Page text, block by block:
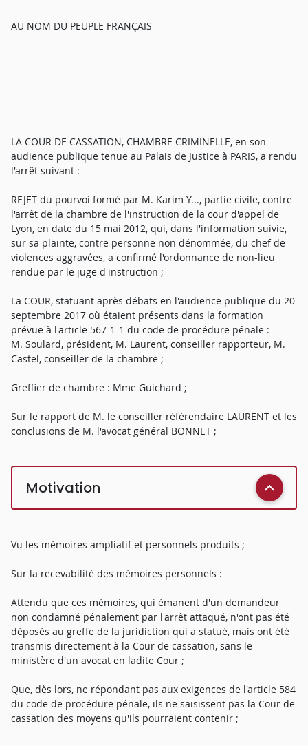
AU NOM DU PEUPLE FRANÇAIS
LA COUR DE CASSATION, CHAMBRE CRIMINELLE, en son
audience publique tenue au Palais de Justice à PARIS, a rendu
l'arrêt suivant :
REJET du pourvoi formé par M. Karim Y..., partie civile, contre
l'arrêt de la chambre de l'instruction de la cour d'appel de
Lyon, en date du 15 mai 2012, qui, dans l'information suivie,
sur sa plainte, contre personne non dénommée, du chef de
violences aggravées, a confirmé l'ordonnance de non-lieu
rendue par le juge d'instruction ;
La COUR, statuant après débats en l'audience publique du 20
septembre 2017 où étaient présents dans la formation
prévue à l'article 567-1-1 du code de procédure pénale :
M. Soulard, président, M. Laurent, conseiller rapporteur, M.
Castel, conseiller de la chambre ;
Greffier de chambre : Mme Guichard ;
Sur le rapport de M. le conseiller référendaire LAURENT et les
conclusions de M. l'avocat général BONNET ;
Motivation
Vu les mémoires ampliatif et personnels produits ;
Sur la recevabilité des mémoires personnels :
Attendu que ces mémoires, qui émanent d'un demandeur
non condamné pénalement par l'arrêt attaqué, n'ont pas été
déposés au greffe de la juridiction qui a statué, mais ont été
transmis directement à la Cour de cassation, sans le
ministère d'un avocat en ladite Cour ;
Que, dès lors, ne répondant pas aux exigences de l'article 584
du code de procédure pénale, ils ne saisissent pas la Cour de
cassation des moyens qu'ils pourraient contenir ;